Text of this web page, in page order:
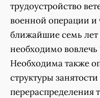
трудоустройство
военной операции и
ближайшие семь
необходимо вовлечь
Необходима также
структуры занятости
перераспределения